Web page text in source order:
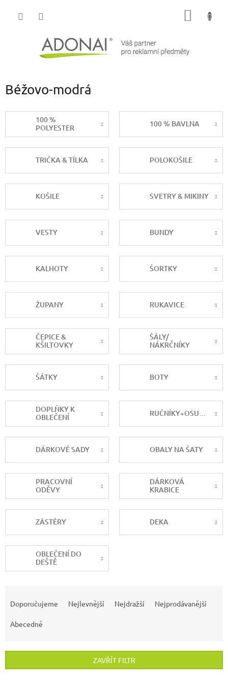
Béžovo-modrá
100 %
POLYESTER
100 % BAVLNA
TRIČKA & TÍLKA POLOKOŠILE
KOŠILE SVETRY & MIKINY
VESTY BUNDY
KALHOTY ŠORTKY
ŽUPANY RUKAVICE
ČEPICE &
KŠILTOVKY
ŠÁLY/
NÁKRČNÍKY
ŠÁTKY BOTY
DOPLŇKY K
OBLEČENÍ
RUČNÍKY+OSUŠKY
DÁRKOVÉ SADY OBALY NA ŠATY
PRACOVNÍ
ODĚVY
DÁRKOVÁ
KRABICE
ZÁSTĚRY DEKA
OBLEČENÍ DO
DEŠTĚ
r
Doporučujeme Nejlevnější Nejdražší Nejprodávanější
Abecedně
ZAVŘÍT FILTR